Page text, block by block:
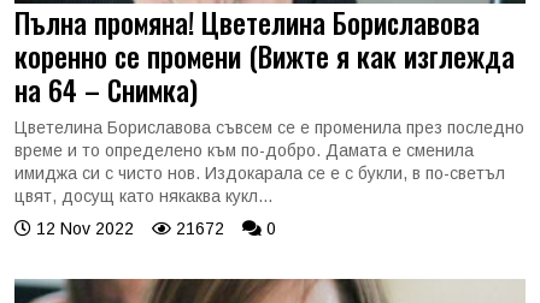
Пълна промяна! Цветелина Бориславова
коренно се промени (Вижте я как изглежда
на 64 – Снимка)
Цветелина Бориславова съвсем се е променила през последно
време и то определено към по-добро. Дамата е сменила
имиджа си с чисто нов. Издокарала се е с букли, в по-светъл
цвят, досущ като някаква кукл...
12 Nov 2022
21672 0